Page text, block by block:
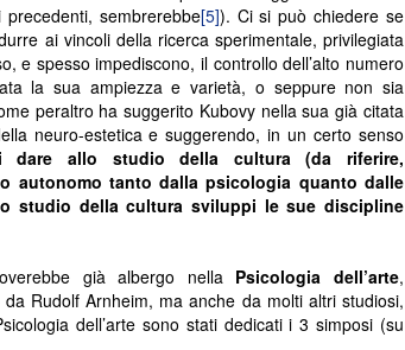
sembrerebbe[5]). Ci si può chiedere se
ai vincoli della ricerca sperimentale, privilegiata
e spesso impediscono, il controllo dell’alto numero
la sua ampiezza e varietà, o seppure non sia
peraltro ha suggerito Kubovy nella sua già citata
neuro-estetica e suggerendo, in un certo senso
dare allo studio della cultura (da riferire,
autonomo tanto dalla psicologia quanto dalle
studio della cultura sviluppi le sue discipline
già albergo nella Psicologia dell’arte,
Rudolf Arnheim, ma anche da molti altri studiosi,
dell’arte sono stati dedicati i 3 simposi (su